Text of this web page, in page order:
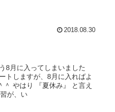
2018.08.30
8月に入ってしまいました
トしますが、8月に入ればよ
＾ やはり 『夏休み』 と言え
が、い